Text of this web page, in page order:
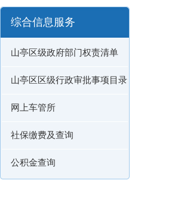
综合信息服务
山亭区级政府部门权责清单
山亭区区级行政审批事项目录
网上车管所
社保缴费及查询
公积金查询